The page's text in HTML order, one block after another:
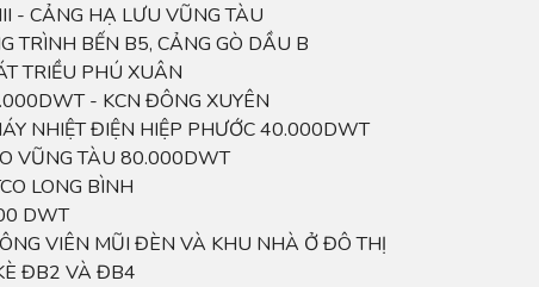
- CẢNG HẠ LƯU VŨNG TÀU
TRÌNH BẾN B5, CẢNG GÒ DẦU B
TRIỀU PHÚ XUÂN
- KCN ĐÔNG XUYÊN
NHIỆT ĐIỆN HIỆP PHƯỚC 40.000DWT
VŨNG TÀU 80.000DWT
LONG BÌNH
DWT
VIÊN MŨI ĐÈN VÀ KHU NHÀ Ở ĐÔ THỊ
ĐB2 VÀ ĐB4